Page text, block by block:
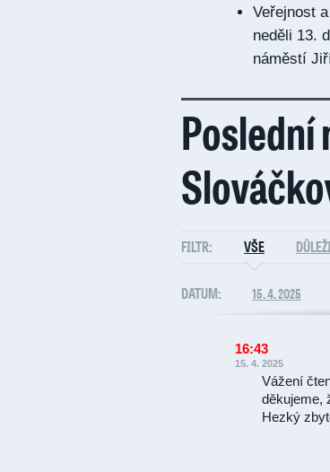
Veřejnost
neděli 13.
náměstí
FILTR: VŠE
DATUM: 15. 4. 2025
16:43
15. 4. 2025
Vážení
děkujeme,
Hezký